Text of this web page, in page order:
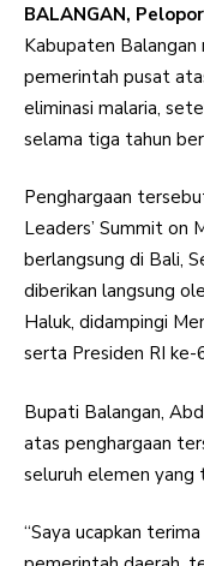
BALANGAN,
Kabupaten Balangan
pemerintah pusat
eliminasi malaria,
selama tiga tahun
Penghargaan
Leaders’ Summit on
berlangsung di Bali,
diberikan langsung
Haluk, didampingi
serta Presiden RI ke-
Bupati Balangan,
atas penghargaan
seluruh elemen yang
“Saya ucapkan